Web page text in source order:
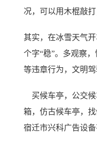
况，可以用木棍敲打
其实，在冰雪天气
个字“稳”。多观察
等违章行为，文明驾
买候车亭，公交候
箱，仿古候车亭，
宿迁市兴科广告设备